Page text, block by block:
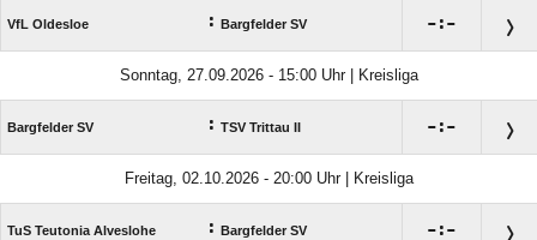
VfL Oldesloe : Bargfelder SV :
Sonntag, 27.09.2026 - 15:00 Uhr | Kreisliga
Bargfelder SV : TSV Trittau II :
Freitag, 02.10.2026 - 20:00 Uhr | Kreisliga
TuS Teutonia Alveslohe : Bargfelder SV :